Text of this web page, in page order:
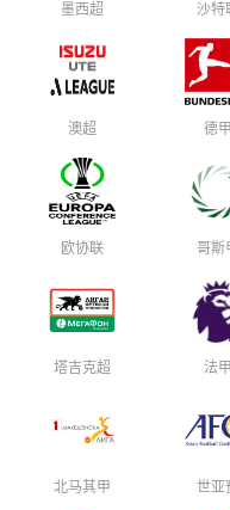
墨西超 沙特
澳超 德甲
欧协联 哥斯
塔吉克超 法甲
北马其甲 世亚